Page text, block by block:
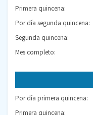
Primera quincena:
Por día segunda quincena:
Segunda quincena:
Mes completo:
Por día primera quincena:
Primera quincena: